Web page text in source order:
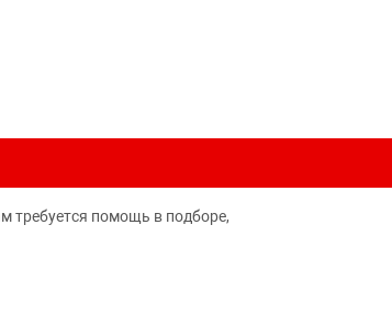
требуется помощь в подборе,